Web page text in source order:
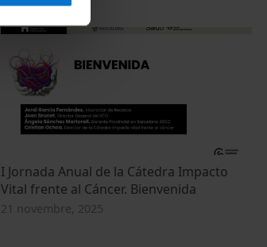
I Jornada Anual de la Cátedra Impacto
Vital frente al Cáncer. Bienvenida
21 novembre, 2025